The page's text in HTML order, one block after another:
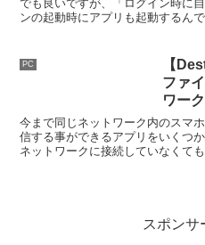
でも良いですが、「ログイン時に
ンの起動時にアプリも起動するん
PC
【
ファ
ワー
今まで同じネットワーク内のスマ
信する事ができるアプリをいくつ
ネットワークに接続していなくて
スポンサ